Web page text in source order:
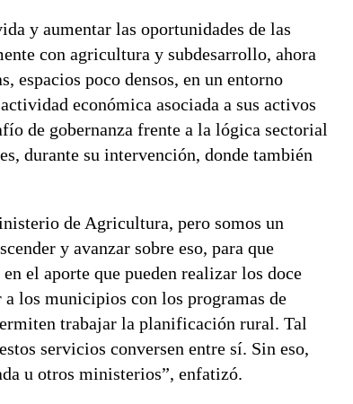
y aumentar las oportunidades de las
con agricultura y subdesarrollo, ahora
espacios poco densos, en un entorno
económica asociada a sus activos
de gobernanza frente a la lógica sectorial
durante su intervención, donde también
de Agricultura, pero somos un
y avanzar sobre eso, para que
el aporte que pueden realizar los doce
los municipios con los programas de
trabajar la planificación rural. Tal
servicios conversen entre sí. Sin eso,
u otros ministerios”, enfatizó.